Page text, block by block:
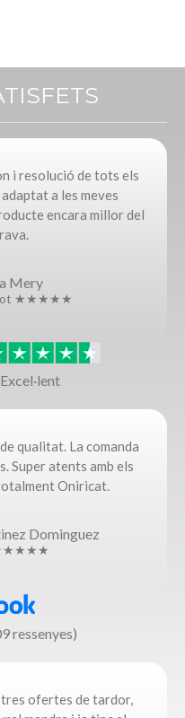
i resolució de tots els
a les meves
encara millor del
Mery
★★★★★
qualitat. La comanda
Super atents amb els
Oniricat.
Dominguez
★★★★★
ressenyes)
ofertes de tardor,